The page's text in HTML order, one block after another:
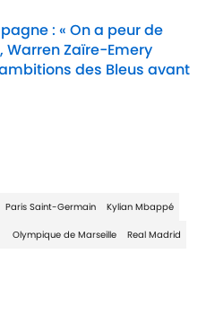
: « On a peur de
Warren Zaïre-Emery
des Bleus avant
Invalid Date
Paris Saint-Germain Kylian Mbappé
Olympique de Marseille Real Madrid